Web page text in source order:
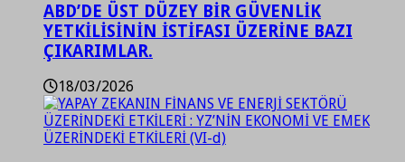
ABD’DE ÜST DÜZEY BİR GÜVENLİK
YETKİLİSİNİN İSTİFASI ÜZERİNE BAZI
ÇIKARIMLAR.
18/03/2026